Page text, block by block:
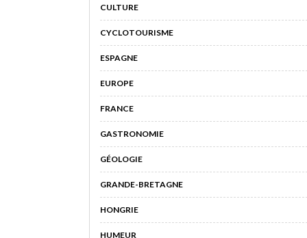
CULTURE
CYCLOTOURISME
ESPAGNE
EUROPE
FRANCE
GASTRONOMIE
GÉOLOGIE
GRANDE-BRETAGNE
HONGRIE
HUMEUR